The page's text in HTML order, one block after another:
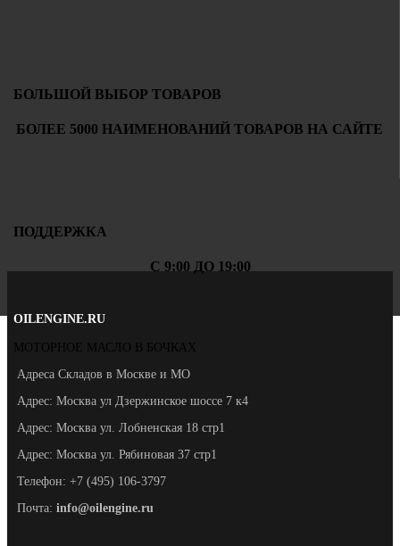
БОЛЬШОЙ ВЫБОР ТОВАРОВ
БОЛЕЕ 5000 НАИМЕНОВАНИЙ ТОВАРОВ НА САЙТЕ
ПОДДЕРЖКА
С 9:00 ДО 19:00
OILENGINE.RU
МОТОРНОЕ МАСЛО В БОЧКАХ
Адреса Складов в Москве и МО
Адрес: Москва ул Дзержинское шоссе 7 к4
Адрес: Москва ул. Лобненская 18 стр1
Адрес: Москва ул. Рябиновая 37 стр1
Телефон: +7 (495) 106-3797
Почта: info@oilengine.ru